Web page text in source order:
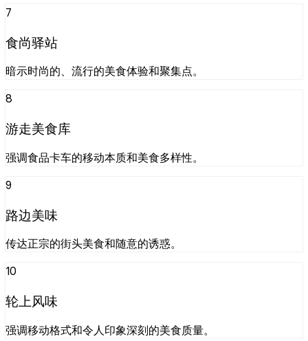
7
食尚驿站
暗示时尚的、流行的美食体验和聚集点。
8
游走美食库
强调食品卡车的移动本质和美食多样性。
9
路边美味
传达正宗的街头美食和随意的诱惑。
10
轮上风味
强调移动格式和令人印象深刻的美食质量。